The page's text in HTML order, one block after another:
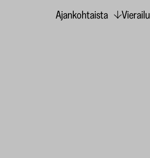
Ajankohtaista Vierailu